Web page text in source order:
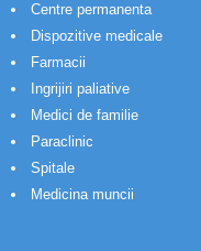
Centre permanenta
Dispozitive medicale
Farmacii
Ingrijiri paliative
Medici de familie
Paraclinic
Spitale
Medicina muncii